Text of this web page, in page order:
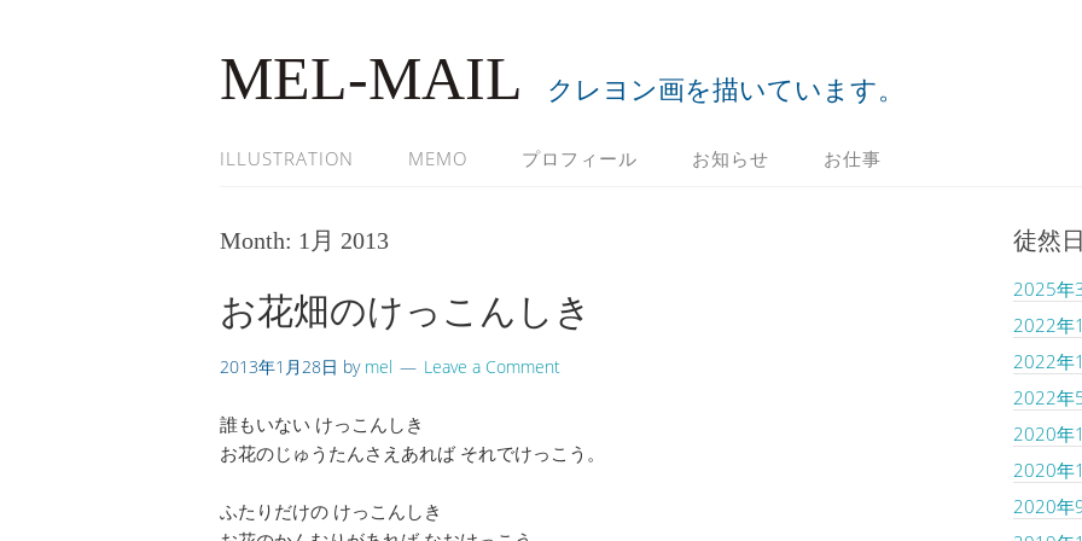
MEL-MAIL クレヨン画を描いています。
ILLUSTRATION MEMO プロフィール お知らせ お仕事
Month: 1月 2013
お花畑のけっこんしき
2013年1月28日 by mel Leave a Comment
誰もいない けっこんしき
お花のじゅうたんさえあれば それでけっこう。
ふたりだけの けっこんしき
徒然
2025年
2022年
2022年
2022年
2020年
2020年
2020年